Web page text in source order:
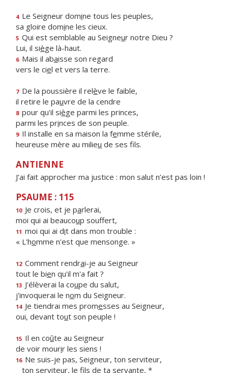
4 Le Seigneur domine tous les peuples,
sa gloire domine les cieux.
5 Qui est semblable au Seigneur notre Dieu ?
Lui, il siège là-haut.
6 Mais il abaisse son regard
vers le ciel et vers la terre.
7 De la poussière il relève le faible,
il retire le pauvre de la cendre
8 pour qu'il siège parmi les princes,
parmi les princes de son peuple.
9 Il installe en sa maison la femme stérile,
heureuse mère au milieu de ses fils.
ANTIENNE
J’ai fait approcher ma justice : mon salut n’est pas loin !
PSAUME : 115
10 Je crois, et je parlerai,
moi qui ai beaucoup souffert,
11 moi qui ai dit dans mon trouble :
« L'homme n'est que mensonge. »
12 Comment rendrai-je au Seigneur
tout le bien qu'il m'a fait ?
13 J'élèverai la coupe du salut,
j'invoquerai le nom du Seigneur.
14 Je tiendrai mes promesses au Seigneur,
oui, devant tout son peuple !
15 Il en coûte au Seigneur
de voir mourir les siens !
16 Ne suis-je pas, Seigneur, ton serviteur,
ton serviteur, le fls de ta servante, *